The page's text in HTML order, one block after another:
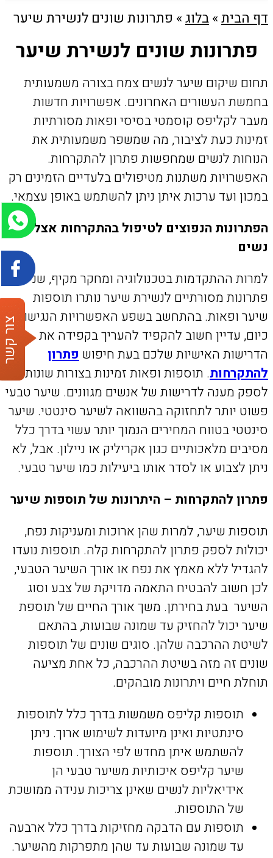
דף הבית»בלוג» פתרונות שונים לנשירת שיער
פתרונות שונים לנשירת שיער
תחום שיקום שיער לנשים צמח בצורה משמעותית
בחמשת העשורים האחרונים. אפשרויות חדשות
מעבר לקליפס קוסמטי בסיסי ופאות מסורתיות
זמינות כעת לציבור, מה שמשפר משמעותית את
הנוחות לנשים שמחפשות פתרון להתקרחות.
האפשרויות משתנות מטיפולים בלעדיים הזמינים רק
במכון ועד ערכות איתן ניתן להשתמש באופן עצמאי.
הפתרונות הנפוצים לטיפול בהתקרחות אצל
נשים
למרות ההתקדמות בטכנולוגיה ומחקר מקיף, שני
פתרונות מסורתיים לנשירת שיער נותרו תוספות
שיער ופאות. בהתחשב בשפע האפשרויות הנגישות
כיום, עדיין חשוב להקפיד להעריך בקפידה את
הדרישות האישיות שלכם בעת חיפוש פתרון
להתקרחות. תוספות ופאות זמינות בצורות שונות כדי
לספק מענה לדרישות של אנשים מגוונים. שיער טבעי
פשוט יותר לתחזוקה בהשוואה לשיער סינטטי. שיער
סינטטי בטווח המחירים הנמוך יותר עשוי בדרך כלל
מסיבים מלאכותיים כגון אקריליק או ניילון. אבל, לא
ניתן לצבוע או לסדר אותו ביעילות כמו שיער טבעי.
פתרון להתקרחות – היתרונות של תוספות שיער
תוספות שיער, למרות שהן ארוכות ומעניקות נפח,
יכולות לספק פתרון להתקרחות קלה. תוספות נועדו
להגדיל ללא מאמץ את נפח או אורך השיער הטבעי,
לכן חשוב להבטיח התאמה מדויקת של צבע וסוג
השיער בעת בחירתן. משך אורך החיים של תוספת
שיער יכול להחזיק עד שמונה שבועות, בהתאם
לשיטת ההרכבה שלהן. סוגים שונים של תוספות
שונים זה מזה בשיטת ההרכבה, כל אחת מציעה
תוחלת חיים ויתרונות מובהקים.
תוספות קליפס משמשות בדרך כלל לתוספות
סינתטיות ואינן מיועדות לשימוש ארוך. ניתן
להשתמש איתן מחדש לפי הצורך. תוספות
שיער קליפס איכותיות משיער טבעי הן
אידיאליות לנשים שאינן צריכות ענידה ממושכת
של התוספות.
תוספות עם הדבקה מחזיקות בדרך כלל ארבעה
עד שמונה שבועות עד שהן מתפרקות מהשיער.